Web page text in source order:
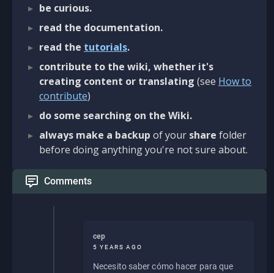
be curious.
read the documentation.
read the tutorials.
contribute to the wiki, whether it's
creating content or translating (see How to
contribute)
do some searching on the Wiki.
always make a backup of your share folder
before doing anything you're not sure about.
Comments
cep
5 YEARS AGO
Necesito saber cómo hacer para que